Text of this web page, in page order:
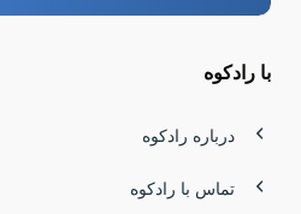
با رادکوه
درباره رادکوه
تماس با رادکوه